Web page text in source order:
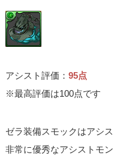
アシスト評価：95点
※最高評価は100点です
ゼラ装備スモックはアシ
非常に優秀なアシストモ